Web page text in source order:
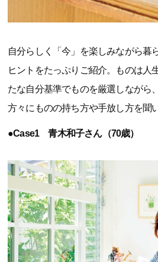
自分らしく「今」を楽しみながら暮
ヒントをたっぷりご紹介。ものは人
たな自分基準でものを厳選しながら
方々にものの持ち方や手放し方を聞
●Case1 青木和子さん（70歳）